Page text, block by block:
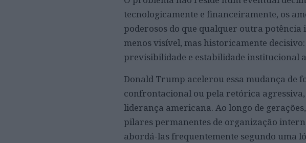
tecnologicamente e financeiramente, os
poderosos do que qualquer outra potência
menos visível, mas historicamente
previsibilidade e estabilidade institucional
Donald Trump acelerou essa mudança de
confrontacional ou pela retórica
liderança americana. Ao longo de
pilares permanentes de organização
abordá-las frequentemente segundo uma